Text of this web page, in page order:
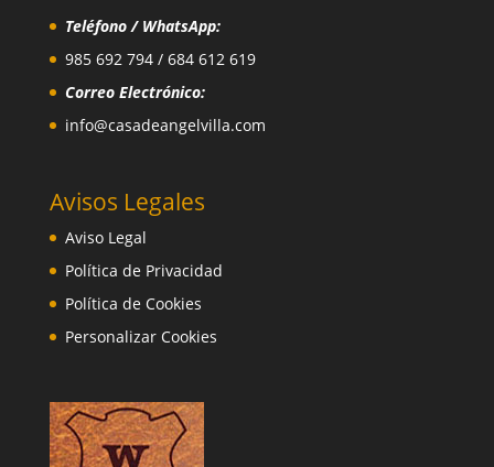
Teléfono / WhatsApp:
985 692 794 / 684 612 619
Correo Electrónico:
info@casadeangelvilla.com
Avisos Legales
Aviso Legal
Política de Privacidad
Política de Cookies
Personalizar Cookies